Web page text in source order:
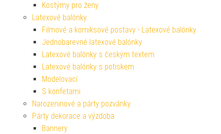
Kostýmy pro ženy
Latexové balónky
Filmové a komiksové postavy - Latexové balónky
Jednobarevné latexové balónky
Latexové balónky s českým textem
Latexové balónky s potiskem
Modelovací
S konfetami
Narozeninové a párty pozvánky
Párty dekorace a výzdoba
Bannery